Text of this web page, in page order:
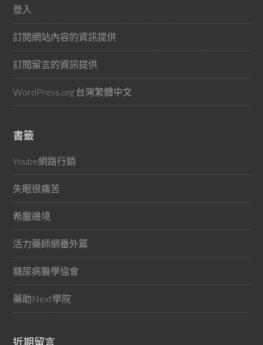
登入
訂閱網站內容的資訊提供
訂閱留言的資訊提供
WordPress.org 台灣繁體中文
書籤
Yoube網路行銷
失眠很痛苦
希臘邊境
活力藥師網番外篇
糖尿病醫學協會
藥助Next學院
近期留言